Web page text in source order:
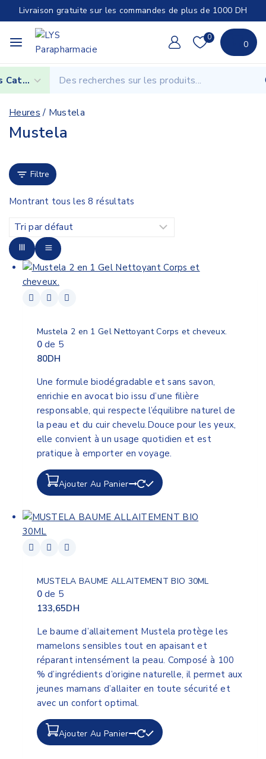
Livraison gratuite sur les commandes de plus de 1000 DH
0
0
Heures / Mustela
Mustela
Filtre
Montrant tous les8 résultats
Mustela 2 en 1 Gel Nettoyant Corps et cheveux.
0de 5
80DH
Une formule biodégradable et sans savon,
enrichie en avocat bio issu d’une filière
responsable, qui respecte l’équilibre naturel de
la peau et du cuir chevelu.Douce pour les yeux,
elle convient à un usage quotidien et est
pratique à emporter en voyage.
Ajouter Au Panier
MUSTELA BAUME ALLAITEMENT BIO 30ML
0de 5
133,65DH
Le baume d’allaitement Mustela protège les
mamelons sensibles tout en apaisant et
réparant intensément la peau. Composé à 100
% d’ingrédients d’origine naturelle, il permet aux
jeunes mamans d’allaiter en toute sécurité et
avec un confort optimal.
Ajouter Au Panier